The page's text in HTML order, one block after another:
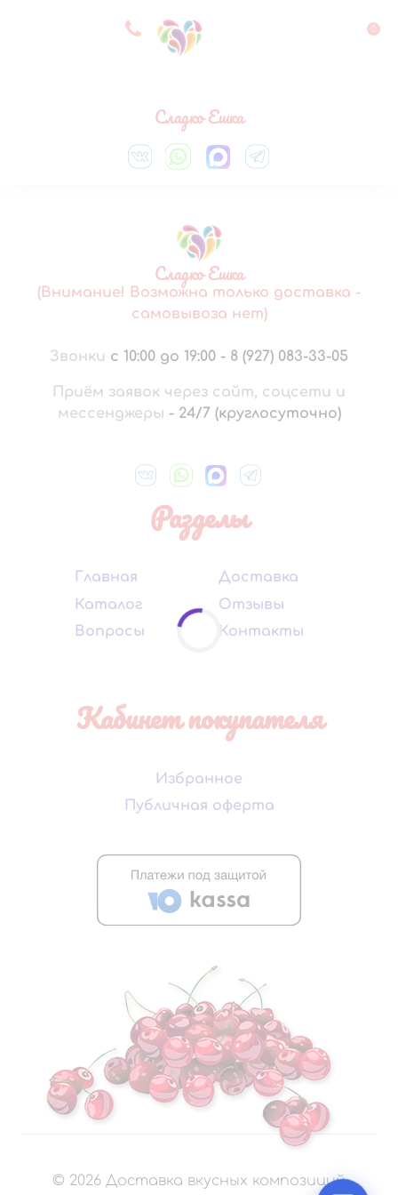
8 927 083 33 05 0
Сладко Ешка
Сладко Ешка
(Внимание! Возможна только доставка -
самовывоза нет)
Звонки с 10:00 до 19:00 - 8 (927) 083-33-05
Приём заявок через сайт, соцсети и
мессенджеры - 24/7 (круглосуточно)
Разделы
Главная
Каталог
Вопросы
Доставка
Отзывы
Контакты
Кабинет покупателя
Избранное
Публичная оферта
© 2026 Доставка вкусных композиций